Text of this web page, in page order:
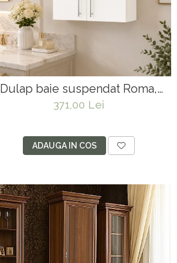
Dulap baie suspendat Roma,
front MDF, 2 usi, polita, 50 x 68
371,00 Lei
ADAUGA IN COS